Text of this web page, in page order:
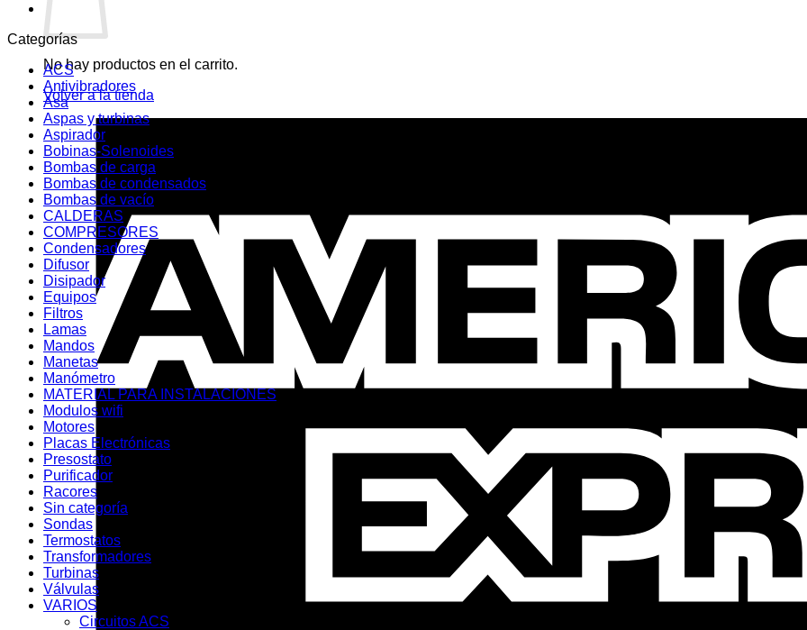
No hay productos en el carrito.
Volver a la tienda
Categorías
ACS
Antivibradores
Asa
Aspas y turbinas
Aspirador
Bobinas-Solenoides
Bombas de carga
Bombas de condensados
Bombas de vacío
CALDERAS
COMPRESORES
Condensadores
Difusor
Disipador
Equipos
Filtros
Lamas
Mandos
Manetas
Manómetro
MATERIAL PARA INSTALACIONES
Modulos wifi
Motores
Placas Electrónicas
Presostato
Purificador
Racores
Sin categoría
Sondas
Termostatos
Transformadores
Turbinas
Válvulas
VARIOS
Circuitos ACS